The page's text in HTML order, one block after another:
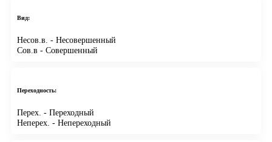
Вид:
Несов.в. - Несовершенный
Сов.в - Совершенный
Переходность:
Перех. - Переходный
Неперех. - Непереходный